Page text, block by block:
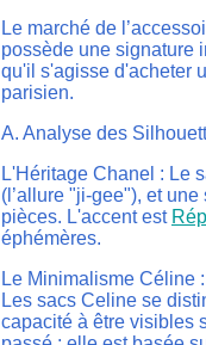
Le marché de
possède une signature
qu'il s'agisse d'acheter
parisien.
A. Analyse des
L'Héritage Chanel : Le
(l’allure "ji-gee"), et
pièces. L'accent est
éphémères.
Le Minimalisme Céline
Les sacs Celine se
capacité à être visibles